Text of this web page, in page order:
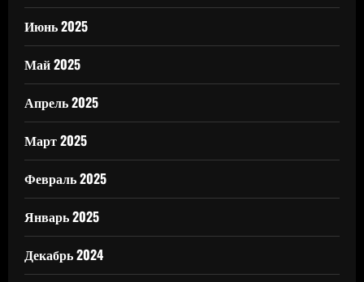
Июнь 2025
Май 2025
Апрель 2025
Март 2025
Февраль 2025
Январь 2025
Декабрь 2024